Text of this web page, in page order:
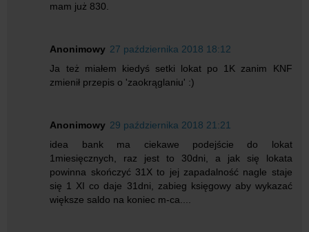
mam już 830.
Anonimowy 27 października 2018 18:12
Ja też miałem kiedyś setki lokat po 1K zanim KNF
zmienił przepis o 'zaokrąglaniu' :)
Anonimowy 29 października 2018 21:21
idea bank ma ciekawe podejście do lokat
1miesięcznych, raz jest to 30dni, a jak się lokata
powinna skończyć 31X to jej zapadalność nagle staje
się 1 XI co daje 31dni, zabieg księgowy aby wykazać
większe saldo na koniec m-ca....